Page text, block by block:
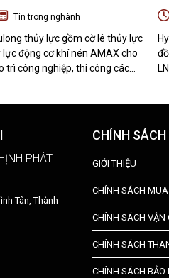
TRÌ VÀ THI CÔNG CÁC DỰ
Tin trong nghành
thủy lực gồm cờ lê thủy lực
động cơ khí nén AMAX cho
trì công nghiệp, thi công các
PHÁT
Tân, Thành
CHÍNH SÁCH
GIỚI THIỆU
CHÍNH SÁCH
CHÍNH SÁCH VẬN
CHÍNH SÁCH
CHÍNH SÁCH BẢO